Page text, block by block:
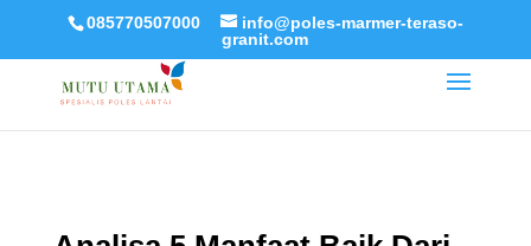
085770507000
info@poles-marmer-teraso-
granit.com